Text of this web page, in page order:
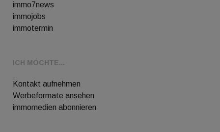
immo7news
immojobs
immotermin
ICH MÖCHTE...
Kontakt aufnehmen
Werbeformate ansehen
immomedien abonnieren